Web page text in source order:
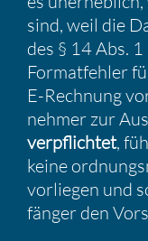
sind, weil die
des § 14 Abs.
Format­fehler
E-Rechnung
nehmer zur
verpflichtet,
keine
vorliegen und
fänger den